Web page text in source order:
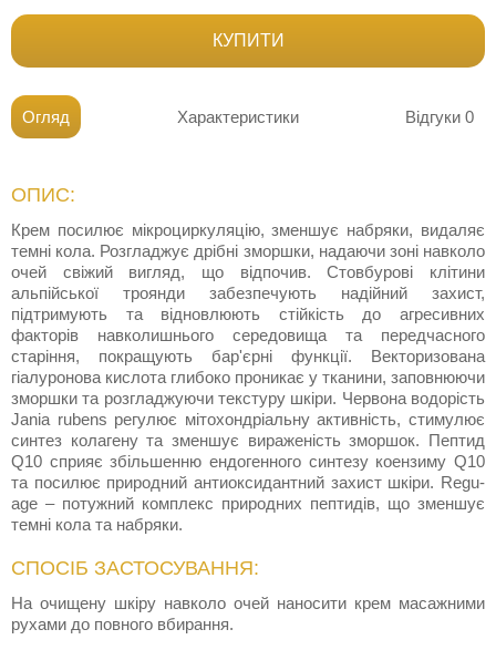
КУПИТИ
Огляд Характеристики Відгуки 0
ОПИС:
Крем посилює мікроциркуляцію, зменшує набряки, видаляє
темні кола. Розгладжує дрібні зморшки, надаючи зоні навколо
очей свіжий вигляд, що відпочив. Стовбурові клітини
альпійської троянди забезпечують надійний захист,
підтримують та відновлюють стійкість до агресивних
факторів навколишнього середовища та передчасного
старіння, покращують бар'єрні функції. Векторизована
гіалуронова кислота глибоко проникає у тканини, заповнюючи
зморшки та розгладжуючи текстуру шкіри. Червона водорість
Jania rubens регулює мітохондріальну активність, стимулює
синтез колагену та зменшує вираженість зморшок. Пептид
Q10 сприяє збільшенню ендогенного синтезу коензиму Q10
та посилює природний антиоксидантний захист шкіри. Regu-
age – потужний комплекс природних пептидів, що зменшує
темні кола та набряки.
СПОСІБ ЗАСТОСУВАННЯ:
На очищену шкіру навколо очей наносити крем масажними
рухами до повного вбирання.